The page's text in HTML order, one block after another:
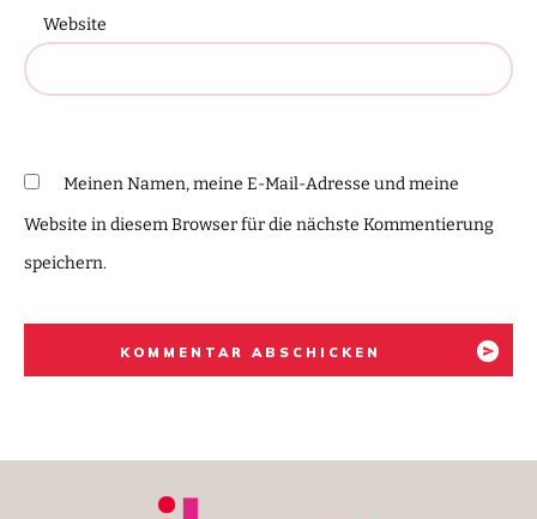
Website
Meinen Namen, meine E-Mail-Adresse und meine
Website in diesem Browser für die nächste Kommentierung
speichern.
KOMMENTAR ABSCHICKEN